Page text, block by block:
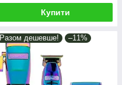
Купити
Разом дешевше! –11%